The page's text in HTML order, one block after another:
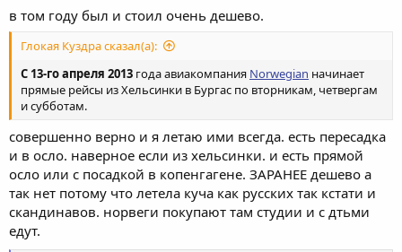
в том году был и стоил очень дешево.
Глокая Куздра сказал(а):
С 13-го апреля 2013 года авиакомпания Norwegian начинает
прямые рейсы из Хельсинки в Бургас по вторникам, четвергам
и субботам.
совершенно верно и я летаю ими всегда. есть пересадка
и в осло. наверное если из хельсинки. и есть прямой
осло или с посадкой в копенгагене. ЗАРАНЕЕ дешево а
так нет потому что летела куча как русских так кстати и
скандинавов. норвеги покупают там студии и с дтьми
едут.